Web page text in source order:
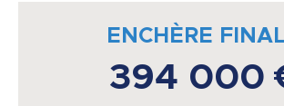
ENCHÈRE
394 000